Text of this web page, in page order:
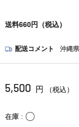
※また、現在、一部の地
お客さまには大変ご迷惑
＜詳細はこちら＞
送料660円（税込）
配送コメント 沖縄
5,500 円 （税込）
在庫 〇